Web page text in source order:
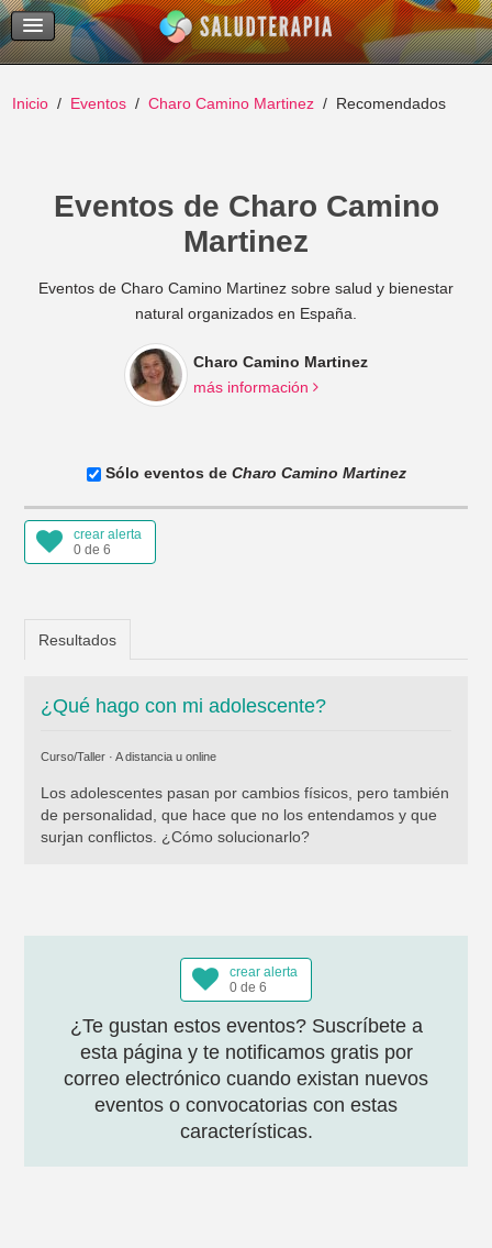
Temas Recientes
Buscar
Inicio Eventos Charo Camino Martinez Recomendados
Eventos de Charo Camino
Martinez
Eventos de Charo Camino Martinez sobre salud y bienestar
natural organizados en España.
Charo Camino Martinez
más información
Sólo eventos de Charo Camino Martinez
crear alerta
0 de 6
Resultados
¿Qué hago con mi adolescente?
Curso/Taller · A distancia u online
Los adolescentes pasan por cambios físicos, pero también
de personalidad, que hace que no los entendamos y que
surjan conflictos. ¿Cómo solucionarlo?
crear alerta
0 de 6
¿Te gustan estos eventos? Suscríbete a
esta página y te notificamos gratis por
correo electrónico cuando existan nuevos
eventos o convocatorias con estas
características.